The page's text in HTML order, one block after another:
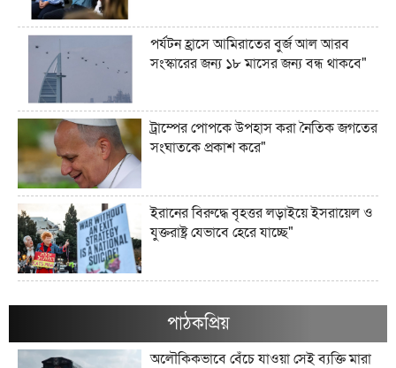
পর্যটন হ্রাসে আমিরাতের বুর্জ আল আরব
সংস্কারের জন্য ১৮ মাসের জন্য বন্ধ থাকবে"
ট্রাম্পের পোপকে উপহাস করা নৈতিক জগতের
সংঘাতকে প্রকাশ করে"
ইরানের বিরুদ্ধে বৃহত্তর লড়াইয়ে ইসরায়েল ও
যুক্তরাষ্ট্র যেভাবে হেরে যাচ্ছে"
সম্পদগুলো কী এবং সেগুলো কোথায় রাখা
আছে?"
পাঠকপ্রিয়
অলৌকিকভাবে বেঁচে যাওয়া সেই ব্যক্তি মারা